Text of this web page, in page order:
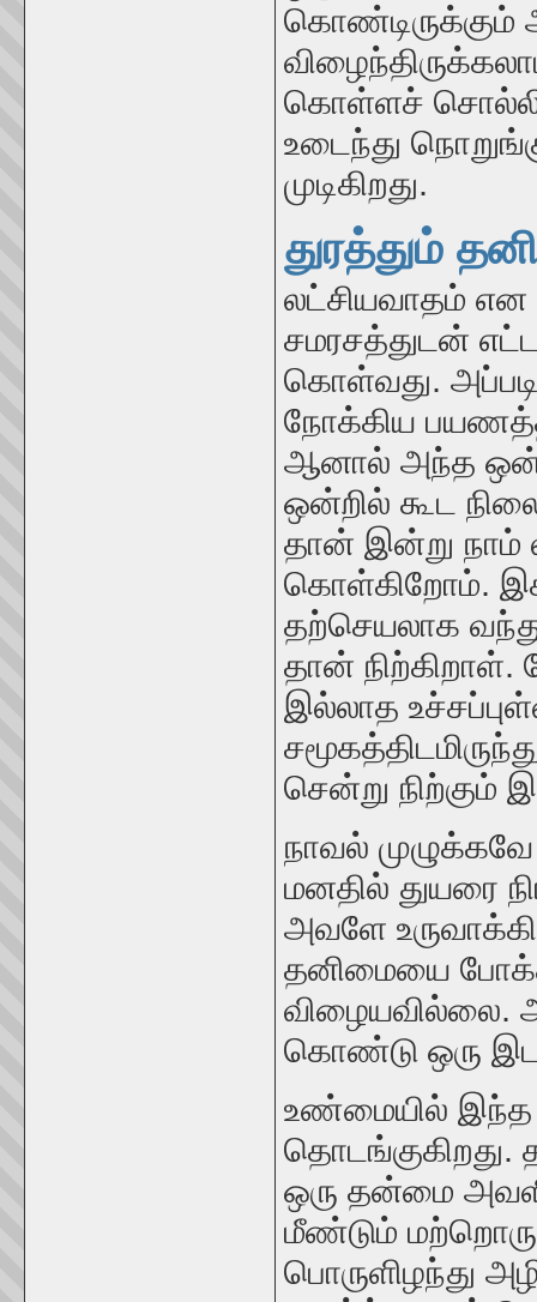
கொள்ளச் சொல்லி
உடைந்து
முடிகிறது.
துரத்தும்
லட்சியவாதம்
சமரசத்துடன்
கொள்வது.
நோக்கிய
ஆனால் அந்த
ஒன்றில் கூட
தான் இன்று நாம்
கொள்கிறோம்.
தற்செயலாக
தான் நிற்கிறாள்.
இல்லாத
சென்று நிற்கும்
நாவல்
மனதில் துயரை
அவளே
தனிமையை
விழையவில்லை.
கொண்டு ஒரு
உண்மையில் இந்த
தொடங்குகிறது.
ஒரு தன்மை
மீண்டும் மற்றொரு
பொருளிழந்து